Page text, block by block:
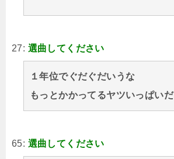
27: 選曲してください
１年位でぐだぐだいうな
もっとかかってるヤツいっぱいだ
65: 選曲してください